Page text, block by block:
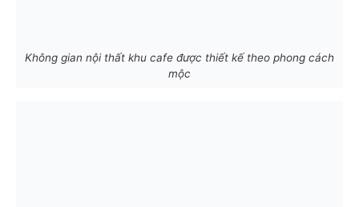
Không gian nội thất khu cafe được thiết kế theo phong cách
mộc